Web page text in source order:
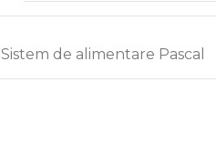
Sistem de alimentare Pascal